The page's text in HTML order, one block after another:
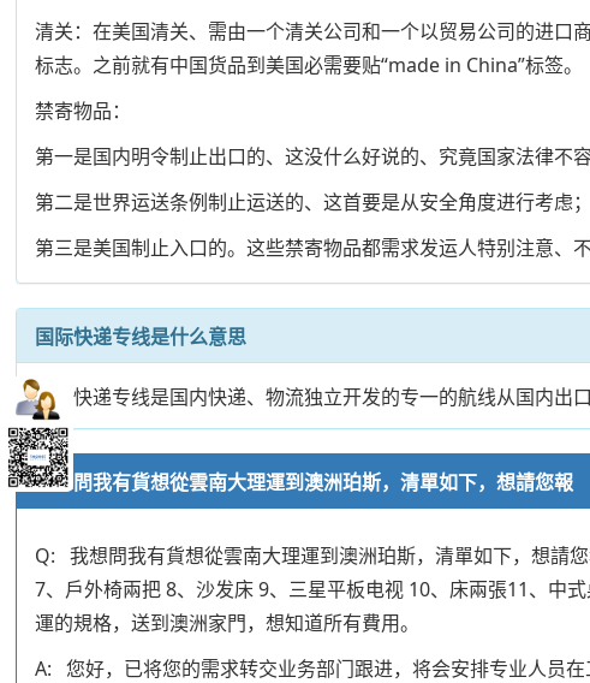
清关：在美国清关、需由一个清关公司和一个以贸易公司的进
标志。之前就有中国货品到美国必需要贴“made in China”标签。
禁寄物品：
第一是国内明令制止出口的、这没什么好说的、究竟国家法律不容
第二是世界运送条例制止运送的、这首要是从安全角度进行考虑；
第三是美国制止入口的。这些禁寄物品都需求发运人特别注意、
国际快递专线是什么意思
国际快递专线是国内快递、物流独立开发的专一的航线从国内出
我想問我有貨想從雲南大理運到澳洲珀斯，清單如下，想請您報
Q: 我想問我有貨想從雲南大理運到澳洲珀斯，清單如下，想請
7、戶外椅兩把 8、沙发床 9、三星平板电视 10、床兩張11、中
運的規格，送到澳洲家門，想知道所有費用。
A: 您好，已将您的需求转交业务部门跟进，将会安排专业人员